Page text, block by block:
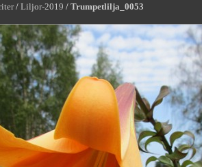
/ Liljor-2019 / Trumpetlilja_0053